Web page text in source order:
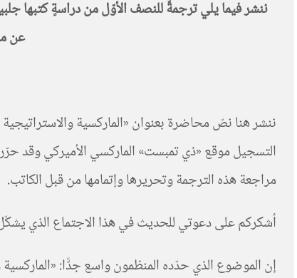
عن
ننشر هنا نصّ محاضرة بعنوان «الماركسية
التسجيل موقع «ذي تمبست» الماركسي الأميركي وقد
مراجعة هذه الترجمة وتحريرها وإتمامها من قبل الكاتب.
أشكركم على دعوتي للحديث في هذا الاجتماع الذي يشكّل
إن الموضوع الذي حدّده المنظمون واسع جدًّا: